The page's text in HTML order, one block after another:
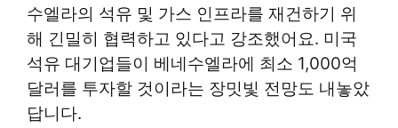
수엘라의 석유 및 가스 인프라를 재건하기 위
해 긴밀히 협력하고 있다고 강조했어요. 미국
석유 대기업들이 베네수엘라에 최소 1,000억
달러를 투자할 것이라는 장밋빛 전망도 내놓았
답니다.